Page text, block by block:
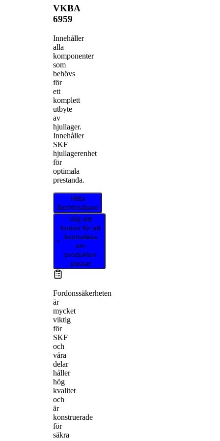
VKBA
6959
Innehåller
alla
komponenter
som
behövs
för
ett
komplett
utbyte
av
hjullager.
Innehåller
SKF
hjullagerenhet
för
optimala
prestanda.
Hitta
återförsäljare
Välj ditt
fordon för att
kontrollera
om
produkten
passar
Fordonssäkerheten
är
mycket
viktig
för
SKF
och
våra
delar
håller
hög
kvalitet
och
är
konstruerade
för
säkra